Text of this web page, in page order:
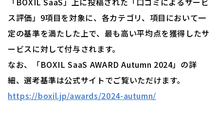
ス評価」9項目を対象に、各カテゴリ、項目において一
定の基準を満たした上で、最も高い平均点を獲得したサ
ービスに対して付与されます。
なお、「BOXIL SaaS AWARD Autumn 2024」の詳
細、選考基準は公式サイトでご覧いただけます。
https://boxil.jp/awards/2024-autumn/